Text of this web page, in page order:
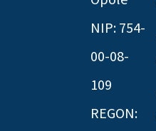
NIP: 754-
00-08-
109
REGON: